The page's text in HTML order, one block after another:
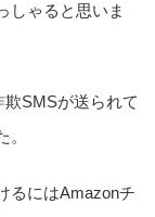
しゃると思いま
SMSが送られて
るにはAmazonチ